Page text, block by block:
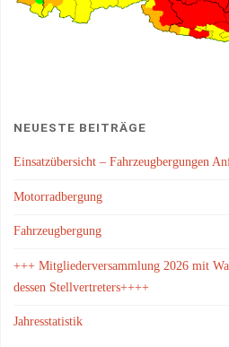
NEUESTE BEITRÄGE
Einsatzübersicht – Fahrzeugbergungen
Motorradbergung
Fahrzeugbergung
+++ Mitgliederversammlung 2026 mit
dessen Stellvertreters++++
Jahresstatistik